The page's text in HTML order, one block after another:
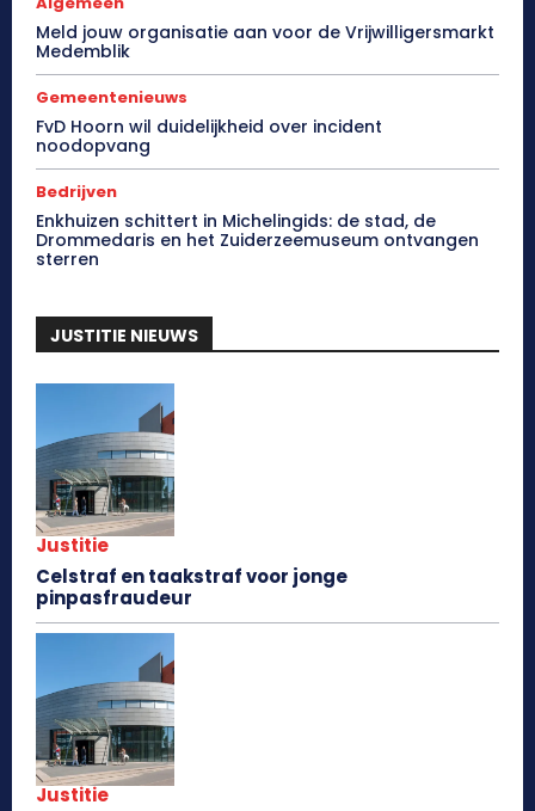
Meld jouw organisatie aan voor de Vrijwilligersmarkt
Medemblik
Gemeentenieuws
FvD Hoorn wil duidelijkheid over incident
noodopvang
Bedrijven
Enkhuizen schittert in Michelingids: de stad, de
Drommedaris en het Zuiderzeemuseum ontvangen
sterren
JUSTITIE NIEUWS
Justitie
Celstraf en taakstraf voor jonge
pinpasfraudeur
Justitie